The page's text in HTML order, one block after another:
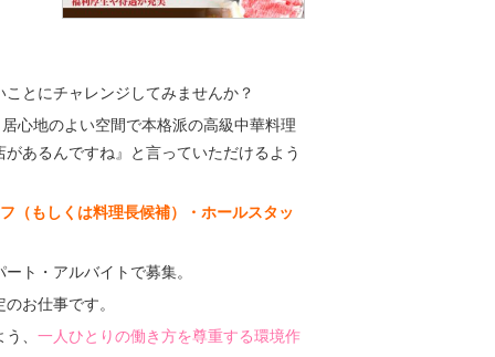
とにチャレンジしてみませんか？
心地のよい空間で本格派の高級中華料理
あるんですね』と言っていただけるよう
（もしくは料理長候補）・ホールスタッ
ト・アルバイトで募集。
お仕事です。
、 一人ひとりの働き方を尊重する環境作